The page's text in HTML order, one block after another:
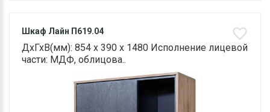
Шкаф Лайн П619.04
ДхГхВ(мм): 854 х 390 х 1480 Исполнение лицевой
части: МДФ, облицова..